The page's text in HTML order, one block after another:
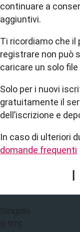
continuare a
aggiuntivi.
Ti ricordiamo che il
registrare non può
caricare un solo file
Solo per i nuovi
gratuitamente il
dell’iscrizione e
In caso di ulteriori
domande frequenti
I
Singolo
9.97€